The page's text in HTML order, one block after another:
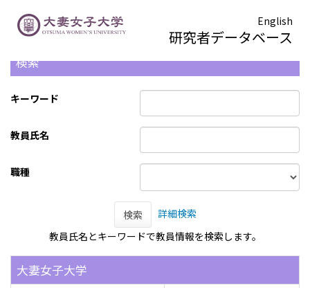
English
研究者データベース
検索
キーワード
教員氏名
職種
検索
詳細検索
教員氏名とキーワードで教員情報を検索します。
大妻女子大学